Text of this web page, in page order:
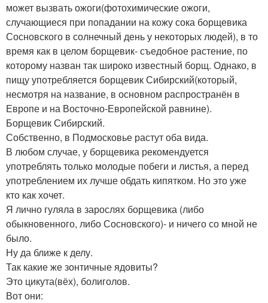
может вызвать ожоги(фотохимические ожоги,
случающиеся при попадании на кожу сока борщевика
Сосновского в солнечный день у некоторых людей), в то
время как в целом борщевик- съедобное растение, по
которому назван так широко известный борщ. Однако, в
пищу употребляется борщевик Сибирский(который,
несмотря на название, в основном распространён в
Европе и на Восточно-Европейской равнине).
Борщевик Сибирский.
Собственно, в Подмосковье растут оба вида.
В любом случае, у борщевика рекомендуется
употреблять только молодые побеги и листья, а перед
употреблением их лучше обдать кипятком. Но это уже
кто как хочет.
Я лично гуляла в зарослях борщевика (либо
обыкновенного, либо Сосновского)- и ничего со мной не
было.
Ну да ближе к делу.
Так какие же зонтичные ядовиты?
Это цикута(вёх), болиголов.
Вот они: